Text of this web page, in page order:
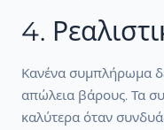
4.
Κανένα συμπλήρωμα
απώλεια βάρους. Τα
καλύτερα όταν